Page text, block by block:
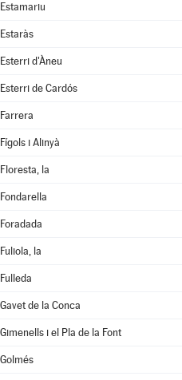
Estamariu
Estaràs
Esterri d'Àneu
Esterri de Cardós
Farrera
Fígols i Alinyà
Floresta, la
Fondarella
Foradada
Fuliola, la
Fulleda
Gavet de la Conca
Gimenells i el Pla de la Font
Golmés